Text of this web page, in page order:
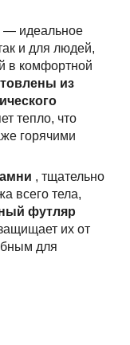
— идеальное
и для людей,
в комфортной
из
тепло, что
горячими
, тщательно
всего тела,
футляр
их от
для